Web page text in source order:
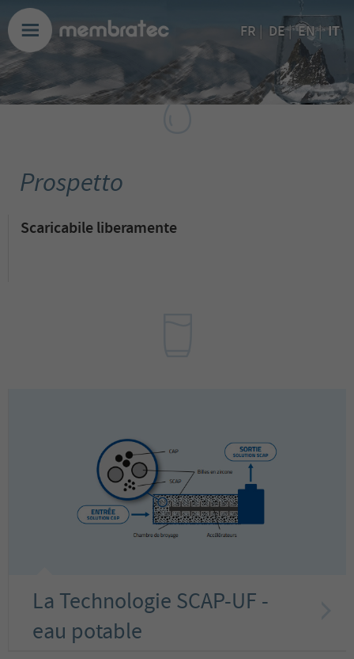
FR DE|EN|IT
Prospetto
Scaricabile liberamente
La Technologie SCAP-UF -
eau potable